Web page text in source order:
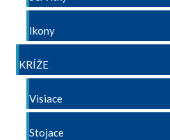
Ikony
KRÍŽE
Visiace
Stojace